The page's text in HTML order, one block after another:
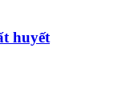
huyết